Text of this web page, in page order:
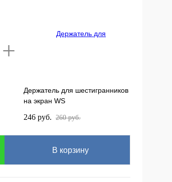
Держатель для шестигранников
на экран WS
246 руб. 260 руб.
В корзину